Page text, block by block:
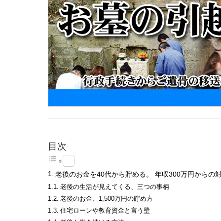
目次
老後のお金を40代から貯める。 年収300万円からの
老後の生活が見えてくる、三つの事柄
老後のお金、1,500万円の貯め方
住宅ローンや教育資金と言う壁